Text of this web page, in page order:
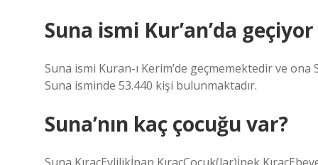
Suna ismi Kur’an’da
Suna ismi Kuran-ı Kerim’de geçmemektedir ve
Suna isminde 53.440 kişi bulunmaktadır.
Suna’nın kaç çocuğu var?